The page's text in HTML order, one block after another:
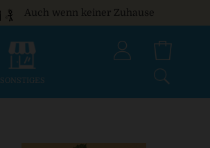
Auch wenn keiner Zuhause
SONSTIGES